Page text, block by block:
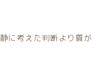
に考えた判断より質が